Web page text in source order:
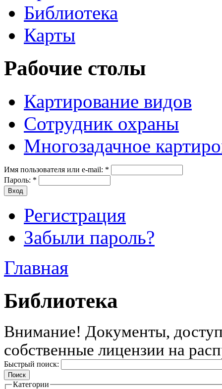
Библиотека
Карты
Рабочие столы
Картирование видов
Сотрудник охраны
Многозадачное
Имя пользователя или e-mail: *
Пароль: *
Регистрация
Забыли пароль?
Главная
Библиотека
Внимание! Документы,
собственные лицензии на
Быстрый поиск:
Категории